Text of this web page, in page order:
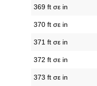
369 ft σε in
370 ft σε in
371 ft σε in
372 ft σε in
373 ft σε in